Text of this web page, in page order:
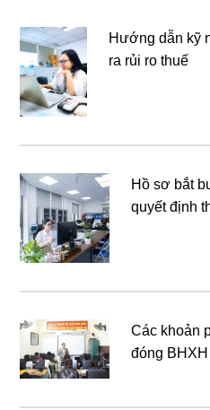
Hướng dẫn kỹ
ra rủi ro thuế
Hồ sơ bắt
quyết định
Các khoản
đóng